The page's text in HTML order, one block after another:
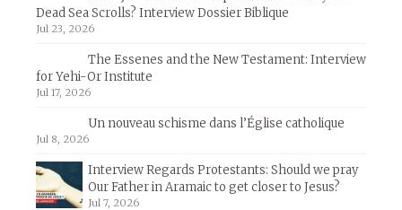
Dead Sea Scrolls? Interview Dossier Biblique
Jul 23, 2026
The Essenes and the New Testament: Interview
for Yehi-Or Institute
Jul 17, 2026
Un nouveau schisme dans l’Église catholique
Jul 8, 2026
Interview Regards Protestants: Should we pray
Our Father in Aramaic to get closer to Jesus?
Jul 7, 2026